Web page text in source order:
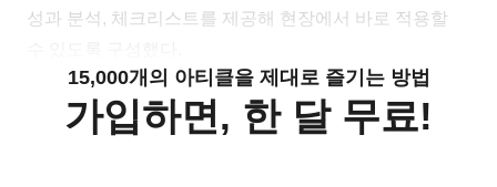
성과 분석, 체크리스트를 제공해 현장에서 바로 적용할
15,000개의 아티클을 제대로 즐기는 방법
가입하면, 한 달 무료!